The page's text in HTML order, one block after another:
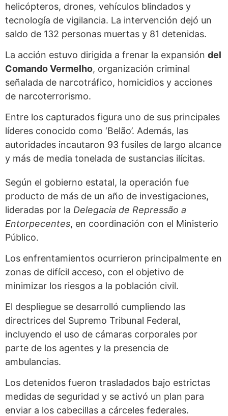
helicópteros, drones, vehículos blindados y
tecnología de vigilancia. La intervención dejó un
saldo de 132 personas muertas y 81 detenidas.
La acción estuvo dirigida a frenar la expansión del
Comando Vermelho, organización criminal
señalada de narcotráfico, homicidios y acciones
de narcoterrorismo.
Entre los capturados figura uno de sus principales
líderes conocido como ‘Belão’. Además, las
autoridades incautaron 93 fusiles de largo alcance
y más de media tonelada de sustancias ilícitas.
Según el gobierno estatal, la operación fue
producto de más de un año de investigaciones,
lideradas por la Delegacia de Repressão a
Entorpecentes, en coordinación con el Ministerio
Público.
Los enfrentamientos ocurrieron principalmente en
zonas de difícil acceso, con el objetivo de
minimizar los riesgos a la población civil.
El despliegue se desarrolló cumpliendo las
directrices del Supremo Tribunal Federal,
incluyendo el uso de cámaras corporales por
parte de los agentes y la presencia de
ambulancias.
Los detenidos fueron trasladados bajo estrictas
medidas de seguridad y se activó un plan para
enviar a los cabecillas a cárceles federales.